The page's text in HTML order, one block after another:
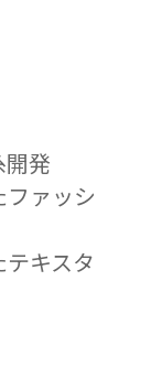
発
ファッシ
テキスタ